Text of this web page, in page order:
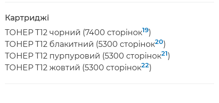
Картриджі
ТОНЕР T12 чорний (7400 сторінок19)
ТОНЕР T12 блакитний (5300 сторінок20)
ТОНЕР T12 пурпуровий (5300 сторінок21)
ТОНЕР T12 жовтий (5300 сторінок22)